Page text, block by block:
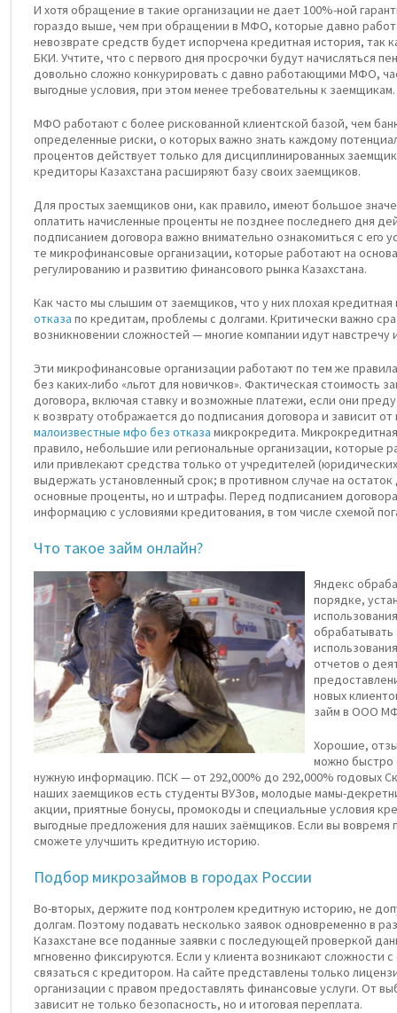
И хотя обращение в такие организации не дает 100%-ной
гораздо выше, чем при обращении в МФО, которые давно
невозврате средств будет испорчена кредитная история,
БКИ. Учтите, что с первого дня просрочки будут начисляться
довольно сложно конкурировать с давно работающими МФО,
выгодные условия, при этом менее требовательны к заемщикам.
МФО работают с более рискованной клиентской базой, чем
определенные риски, о которых важно знать каждому
процентов действует только для дисциплинированных
кредиторы Казахстана расширяют базу своих заемщиков.
Для простых заемщиков они, как правило, имеют большое
оплатить начисленные проценты не позднее последнего дня
подписанием договора важно внимательно ознакомиться с его
те микрофинансовые организации, которые работают на
регулированию и развитию финансового рынка Казахстана.
Как часто мы слышим от заемщиков, что у них плохая
отказа по кредитам, проблемы с долгами. Критически важно
возникновении сложностей — многие компании идут
Эти микрофинансовые организации работают по тем же
без каких-либо «льгот для новичков». Фактическая стоимость
договора, включая ставку и возможные платежи, если они
к возврату отображается до подписания договора и зависит
малоизвестные мфо без отказа микрокредита.
правило, небольшие или региональные организации, которые
или привлекают средства только от учредителей
выдержать установленный срок; в противном случае на остаток
основные проценты, но и штрафы. Перед подписанием
информацию с условиями кредитования, в том числе схемой
Что такое займ онлайн?
Яндекс
порядке,
отчетов о
новых
займ в ООО
Хорошие,
можно быстро
нужную информацию. ПСК — от 292,000% до 292,000% годовых
наших заемщиков есть студенты ВУЗов, молодые мамы-
акции, приятные бонусы, промокоды и специальные условия
выгодные предложения для наших заёмщиков. Если вы вовремя
сможете улучшить кредитную историю.
Подбор микрозаймов в городах России
Во-вторых, держите под контролем кредитную историю, не
долгам. Поэтому подавать несколько заявок одновременно в
Казахстане все поданные заявки с последующей проверкой
мгновенно фиксируются. Если у клиента возникают сложности
связаться с кредитором. На сайте представлены только
организации с правом предоставлять финансовые услуги. От
зависит не только безопасность, но и итоговая переплата.